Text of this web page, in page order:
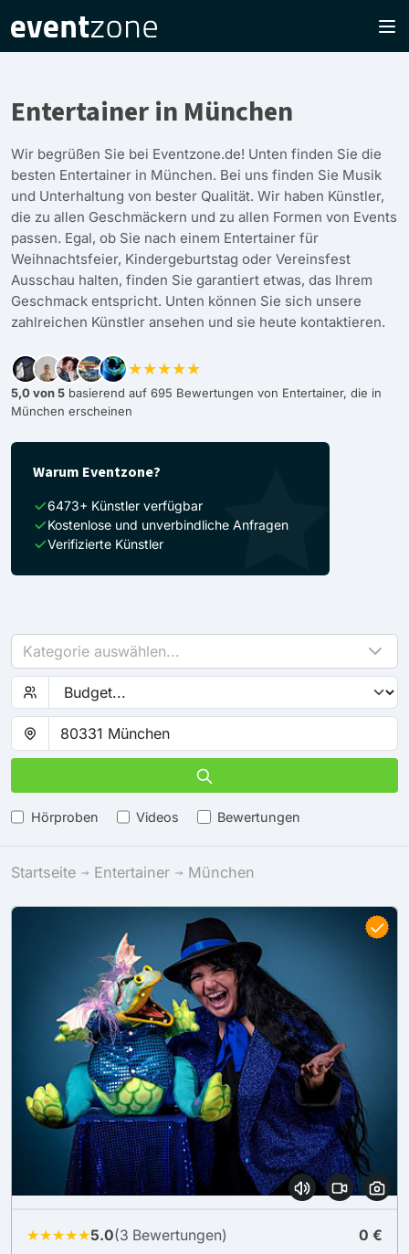
Entertainer in München
Wir begrüßen Sie bei Eventzone.de! Unten finden Sie die
besten Entertainer in München. Bei uns finden Sie Musik
und Unterhaltung von bester Qualität. Wir haben Künstler,
die zu allen Geschmäckern und zu allen Formen von Events
passen. Egal, ob Sie nach einem Entertainer für
Weihnachtsfeier, Kindergeburtstag oder Vereinsfest
Ausschau halten, finden Sie garantiert etwas, das Ihrem
Geschmack entspricht. Unten können Sie sich unsere
zahlreichen Künstler ansehen und sie heute kontaktieren.
★★★★★
5,0 von 5 basierend auf 695 Bewertungen von Entertainer, die in
München erscheinen
Warum Eventzone?
6473+ Künstler verfügbar
Kostenlose und unverbindliche Anfragen
Verifizierte Künstler
Kategorie auswählen...
Hörproben Videos Bewertungen
Startseite Entertainer München
★★★★★5.0(3 Bewertungen) 0 €